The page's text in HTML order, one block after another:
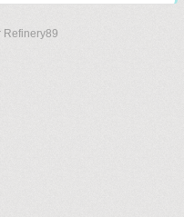
Refinery89